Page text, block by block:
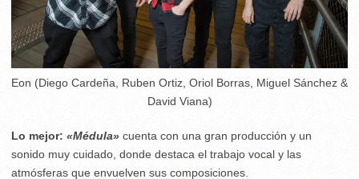
Eon (Diego Cardeña, Ruben Ortiz, Oriol Borras, Miguel Sánchez &
David Viana)
Lo mejor: «Médula» cuenta con una gran producción y un
sonido muy cuidado, donde destaca el trabajo vocal y las
atmósferas que envuelven sus composiciones.